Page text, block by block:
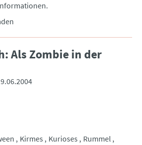
Als Zombie in der
Kirmes Kurioses
Rummel